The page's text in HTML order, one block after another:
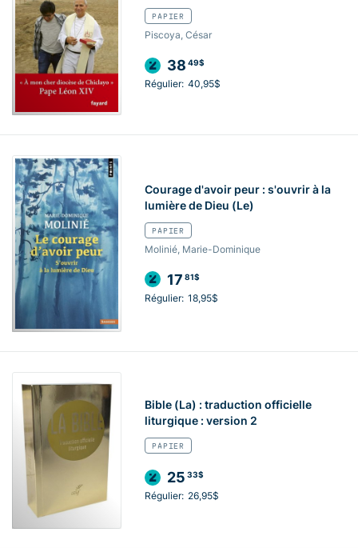
PAPIER
Piscoya, César
38 49$
Régulier: 40,95$
Courage d'avoir peur : s'ouvrir à la
lumière de Dieu (Le)
PAPIER
Molinié, Marie-Dominique
17 81$
Régulier: 18,95$
Bible (La) : traduction officielle
liturgique : version 2
PAPIER
25 33$
Régulier: 26,95$